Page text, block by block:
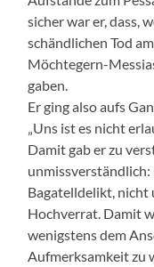
sicher war er, dass,
schändlichen Tod
Möchtegern-
gaben.
Er ging also aufs
„Uns ist es nicht
Damit gab er zu
unmissverständlich:
Bagatelldelikt, nicht
Hochverrat. Damit
wenigstens dem
Aufmerksamkeit zu